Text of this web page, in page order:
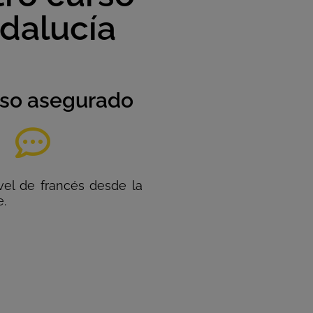
asegurado
de francés desde la